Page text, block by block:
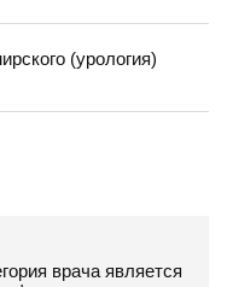
(урология)
врача является